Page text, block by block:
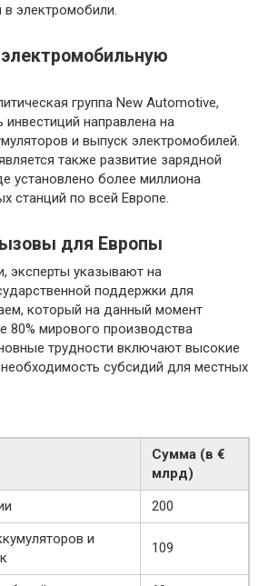
в электромобили.
группа New Automotive,
инвестиций направлена на
и выпуск электромобилей.
также развитие зарядной
установлено более миллиона
станций по всей Европе.
для Европы
эксперты указывают на
поддержки для
который на данный момент
80% мирового производства
трудности включают высокие
субсидий для местных
Сумма (в €
млрд)
200
и
109